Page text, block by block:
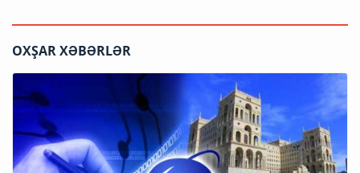
OXŞAR XƏBƏRLƏR